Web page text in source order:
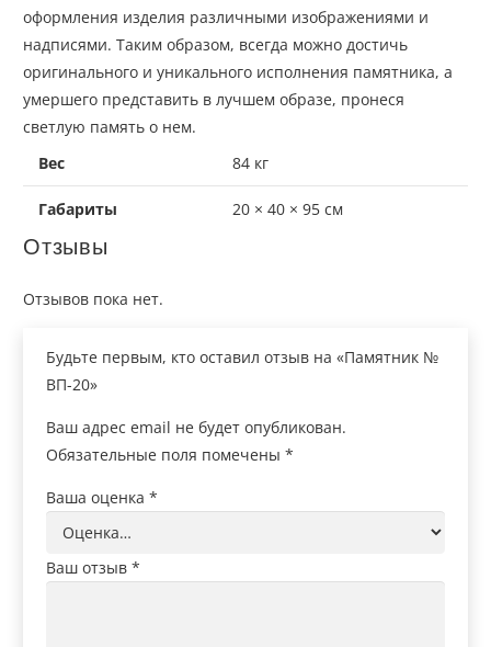
оформления изделия различными изображениями и
надписями. Таким образом, всегда можно достичь
оригинального и уникального исполнения памятника, а
умершего представить в лучшем образе, пронеся
светлую память о нем.
Вес
84 кг
Габариты 20 × 40 × 95 см
Отзывы
Отзывов пока нет.
Будьте первым, кто оставил отзыв на «Памятник №
ВП-20»
Ваш адрес email не будет опубликован.
Обязательные поля помечены *
Ваша оценка *
Ваш отзыв *